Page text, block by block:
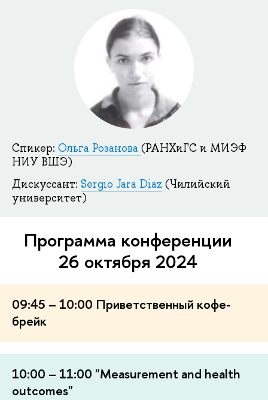
Спикер: Ольга Розанова (РАНХиГС и МИЭФ
НИУ ВШЭ)
Дискуссант: Sergio Jara Diaz (Чилийский
университет)
Программа конференции
26 октября 2024
09:45 – 10:00 Приветственный кофе-
брейк
10:00 – 11:00 "Measurement and health
outcomes"